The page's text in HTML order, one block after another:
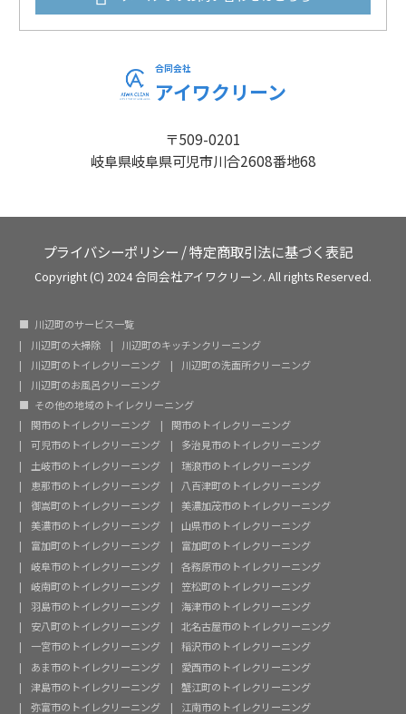
合同会社
アイワクリーン
〒509-0201
岐阜県岐阜県可児市川合2608番地68
プライバシーポリシー /特定商取引法に基づく表記
Copyright (C) 2024 合同会社アイワクリーン. All rights Reserved.
川辺町のサービス一覧
川辺町の大掃除
川辺町のキッチンクリーニング
川辺町のトイレクリーニング
川辺町の洗面所クリーニング
川辺町のお風呂クリーニング
その他の地域のトイレクリーニング
関市のトイレクリーニング
関市のトイレクリーニング
可児市のトイレクリーニング
多治見市のトイレクリーニング
土岐市のトイレクリーニング
瑞浪市のトイレクリーニング
恵那市のトイレクリーニング
八百津町のトイレクリーニング
御嵩町のトイレクリーニング
美濃加茂市のトイレクリーニング
美濃市のトイレクリーニング
山県市のトイレクリーニング
富加町のトイレクリーニング
富加町のトイレクリーニング
岐阜市のトイレクリーニング
各務原市のトイレクリーニング
岐南町のトイレクリーニング
笠松町のトイレクリーニング
羽島市のトイレクリーニング
海津市のトイレクリーニング
安八町のトイレクリーニング
北名古屋市のトイレクリーニング
一宮市のトイレクリーニング
稲沢市のトイレクリーニング
あま市のトイレクリーニング
愛西市のトイレクリーニング
津島市のトイレクリーニング
蟹江町のトイレクリーニング
弥富市のトイレクリーニング
江南市のトイレクリーニング